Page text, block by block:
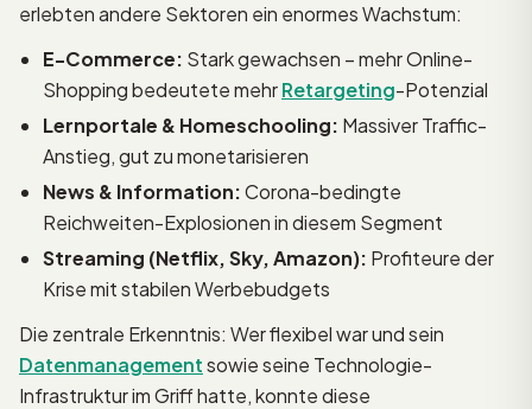
erlebten andere Sektoren ein enormes Wachstum:
E-Commerce: Stark gewachsen – mehr Online-
Shopping bedeutete mehrRetargeting-Potenzial
Lernportale & Homeschooling: Massiver Traffic-
Anstieg, gut zu monetarisieren
News & Information:Corona-bedingte
Reichweiten-Explosionen in diesem Segment
Streaming (Netflix, Sky, Amazon): Profiteure der
Krise mit stabilen Werbebudgets
Die zentrale Erkenntnis: Wer flexibel war und sein
Datenmanagementsowie seine Technologie-
Infrastruktur im Griff hatte, konnte diese